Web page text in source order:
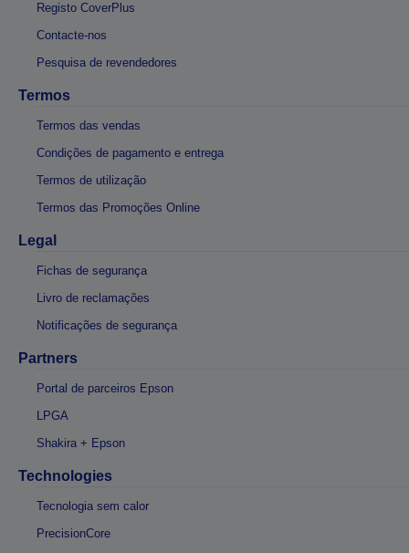
Registo CoverPlus
Contacte-nos
Pesquisa de revendedores
Termos
Termos das vendas
Condições de pagamento e entrega
Termos de utilização
Termos das Promoções Online
Legal
Fichas de segurança
Livro de reclamações
Notificações de segurança
Partners
Portal de parceiros Epson
LPGA
Shakira + Epson
Technologies
Tecnologia sem calor
PrecisionCore